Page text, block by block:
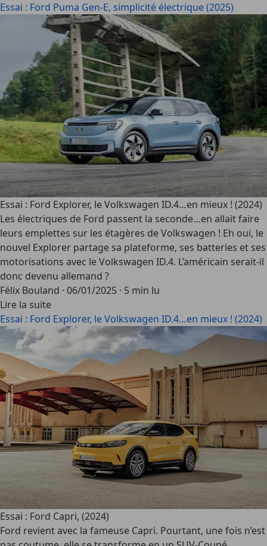
Essai : Ford Puma Gen-E, simplicité électrique (2025)
Essai : Ford Explorer, le Volkswagen ID.4…en mieux ! (2024)
Les électriques de Ford passent la seconde…en allait faire
leurs emplettes sur les étagères de Volkswagen ! Eh oui, le
nouvel Explorer partage sa plateforme, ses batteries et ses
motorisations avec le Volkswagen ID.4. L’américain serait-il
donc devenu allemand ?
Félix Bouland · 06/01/2025 · 5 min lu
Lire la suite
Essai : Ford Explorer, le Volkswagen ID.4…en mieux ! (2024)
Essai : Ford Capri, (2024)
Ford revient avec la fameuse Capri. Pourtant, une fois n’est